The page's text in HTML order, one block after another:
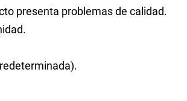
presenta problemas de calidad.